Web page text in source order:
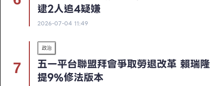
逮2人追4疑嫌
2026-07-04 11:49
政治
五一平台聯盟拜會爭取勞退改革 賴瑞隆
提9%修法版本